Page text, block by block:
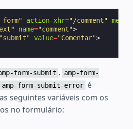
action-xhr="/comment"
name="comment">
"submit" value="Comentar">
form-submit ,
amp-form-
amp-form-submit-error é
seguintes variáveis com os
no formulário: